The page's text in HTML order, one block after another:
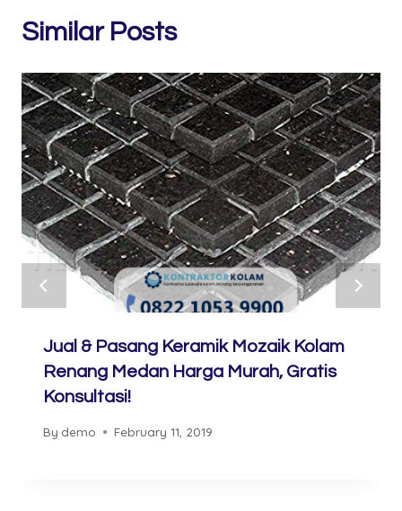
Similar Posts
Jual & Pasang Keramik Mozaik Kolam
Renang Medan Harga Murah, Gratis
Konsultasi!
By demo February 11, 2019